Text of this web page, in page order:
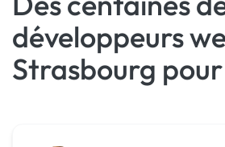
développeurs
Strasbourg